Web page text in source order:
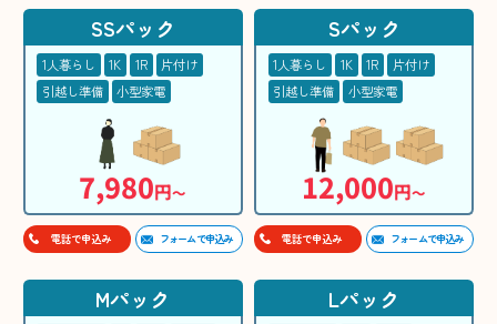
SSパック
1人暮らし 1K 1R
片付け
引越し準備
小型家電
7,980円〜
電話で申込み フォームで申込み
Sパック
1人暮らし 1K 1R
片付け
引越し準備
小型家電
12,000円〜
電話で申込み フォームで申込み
Mパック Lパック